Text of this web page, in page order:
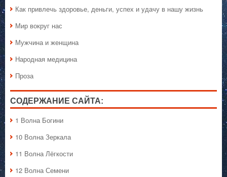
Как привлечь здоровье, деньги, успех и удачу в нашу жизнь
Мир вокруг нас
Мужчина и женщина
Народная медицина
Проза
СОДЕРЖАНИЕ САЙТА:
1 Волна Богини
10 Волна Зеркала
11 Волна Лёгкости
12 Волна Семени